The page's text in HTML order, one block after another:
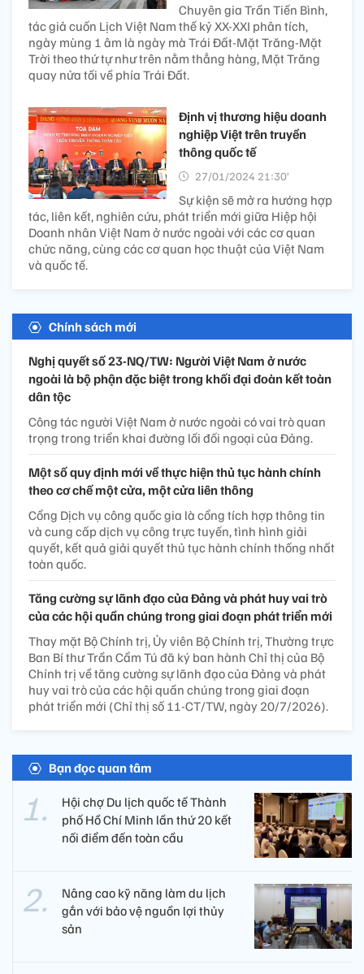
Chuyên gia Trần Tiến Bình,
tác giả cuốn Lịch Việt Nam thế kỷ XX-XXI phân tích,
ngày mùng 1 âm là ngày mà Trái Đất-Mặt Trăng-Mặt
Trời theo thứ tự như trên nằm thẳng hàng, Mặt Trăng
quay nửa tối về phía Trái Đất.
Định vị thương hiệu doanh
nghiệp Việt trên truyền
thông quốc tế
27/01/2024 21:30’
Sự kiện sẽ mở ra hướng hợp
tác, liên kết, nghiên cứu, phát triển mới giữa Hiệp hội
Doanh nhân Việt Nam ở nước ngoài với các cơ quan
chức năng, cùng các cơ quan học thuật của Việt Nam
và quốc tế.
Chính sách mới
Nghị quyết số 23-NQ/TW: Người Việt Nam ở nước
ngoài là bộ phận đặc biệt trong khối đại đoàn kết toàn
dân tộc
Công tác người Việt Nam ở nước ngoài có vai trò quan
trọng trong triển khai đường lối đối ngoại của Đảng.
Một số quy định mới về thực hiện thủ tục hành chính
theo cơ chế một cửa, một cửa liên thông
Cổng Dịch vụ công quốc gia là cổng tích hợp thông tin
và cung cấp dịch vụ công trực tuyến, tình hình giải
quyết, kết quả giải quyết thủ tục hành chính thống nhất
toàn quốc.
Tăng cường sự lãnh đạo của Đảng và phát huy vai trò
của các hội quần chúng trong giai đoạn phát triển mới
Thay mặt Bộ Chính trị, Ủy viên Bộ Chính trị, Thường trực
Ban Bí thư Trần Cẩm Tú đã ký ban hành Chỉ thị của Bộ
Chính trị về tăng cường sự lãnh đạo của Đảng và phát
huy vai trò của các hội quần chúng trong giai đoạn
phát triển mới (Chỉ thị số 11-CT/TW, ngày 20/7/2026).
Bạn đọc quan tâm
Hội chợ Du lịch quốc tế Thành
phố Hồ Chí Minh lần thứ 20 kết
nối điểm đến toàn cầu
Nâng cao kỹ năng làm du lịch
gắn với bảo vệ nguồn lợi thủy
sản